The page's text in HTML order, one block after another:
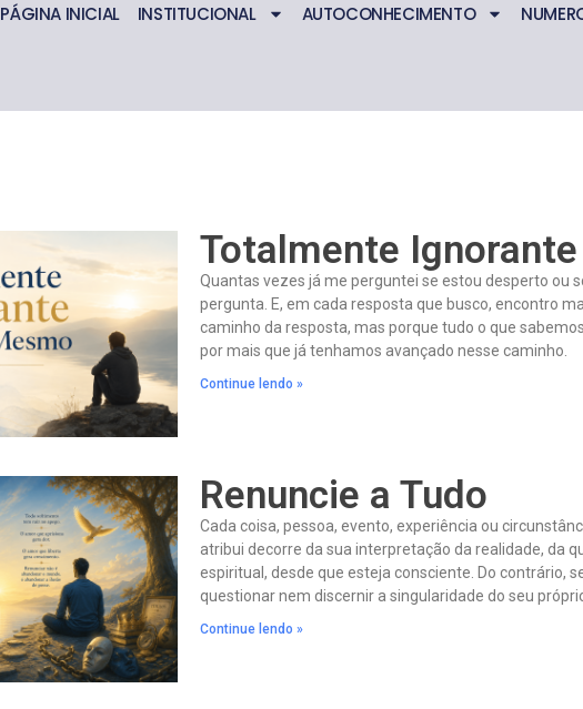
PÁGINA INICIAL INSTITUCIONAL AUTOCONHECIMENTO
Totalmente
Quantas vezes já me perguntei se estou desperto ou
pergunta. E, em cada resposta que busco, encontro
caminho da resposta, mas porque tudo o que
por mais que já tenhamos avançado nesse caminho.
Continue lendo »
Renuncie a Tudo
Cada coisa, pessoa, evento, experiência ou
atribui decorre da sua interpretação da realidade, da
espiritual, desde que esteja consciente. Do contrário,
questionar nem discernir a singularidade do seu
Continue lendo »